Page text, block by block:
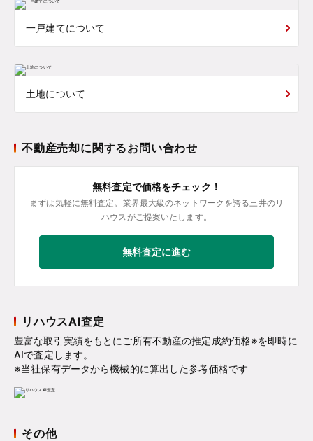
一戸建てについて
土地について
不動産売却に関するお問い合わせ
無料査定で価格をチェック！
まずは気軽に無料査定。業界最大級のネットワークを誇る三井のリ
ハウスがご提案いたします。
無料査定に進む
リハウスAI査定
豊富な取引実績をもとにご所有不動産の推定成約価格※を即時に
AIで査定します。
※当社保有データから機械的に算出した参考価格です
その他